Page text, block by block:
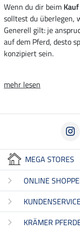
Wenn du dir beim
solltest du überlegen,
Generell gilt: je
auf dem Pferd, desto
konzipiert sein.
mehr lesen
MEGA STORES
ONLINE
KUNDENSERVICE
KRÄMER